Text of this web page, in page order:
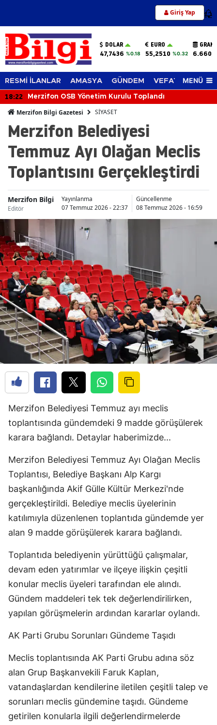
Giriş Yap 12
DOLAR
47,7436 %0.18
EURO
55,2510 %0.32
RESMİ İLANLAR AMASYA GÜNDEM VEFAT EDENLER
MENÜ
18:22 Merzifon OSB Yönetim Kurulu Toplandı
Merzifon Bilgi Gazetesi SİYASET
Merzifon Belediyesi
Temmuz Ayı Olağan Meclis
Toplantısını Gerçekleştirdi
Merzifon Bilgi
Editör
Yayınlanma
07 Temmuz 2026 - 22:37
Güncellenme
08 Temmuz 2026 - 16:59
Merzifon Belediyesi Temmuz ayı meclis
toplantısında gündemdeki 9 madde görüşülerek
karara bağlandı. Detaylar haberimizde...
Merzifon Belediyesi Temmuz Ayı Olağan Meclis
Toplantısı, Belediye Başkanı Alp Kargı
başkanlığında Akif Gülle Kültür Merkezi'nde
gerçekleştirildi. Belediye meclis üyelerinin
katılımıyla düzenlenen toplantıda gündemde yer
alan 9 madde görüşülerek karara bağlandı.
Toplantıda belediyenin yürüttüğü çalışmalar,
devam eden yatırımlar ve ilçeye ilişkin çeşitli
konular meclis üyeleri tarafından ele alındı.
Gündem maddeleri tek tek değerlendirilirken,
yapılan görüşmelerin ardından kararlar oylandı.
AK Parti Grubu Sorunları Gündeme Taşıdı
Meclis toplantısında AK Parti Grubu adına söz
alan Grup Başkanvekili Faruk Kaplan,
vatandaşlardan kendilerine iletilen çeşitli talep ve
sorunları meclis gündemine taşıdı. Gündeme
getirilen konularla ilgili değerlendirmelerde